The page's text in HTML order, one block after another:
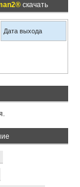
скачать
Дата выхода